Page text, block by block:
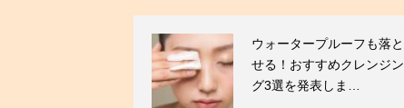
ウォータープルーフも落と
せる！おすすめクレンジン
グ3選を発表しま…